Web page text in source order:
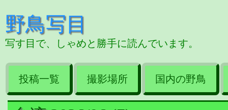
野鳥写目
写す目で、しゃめと勝手に読んでいます。
投稿一覧 撮影場所 国内の野鳥